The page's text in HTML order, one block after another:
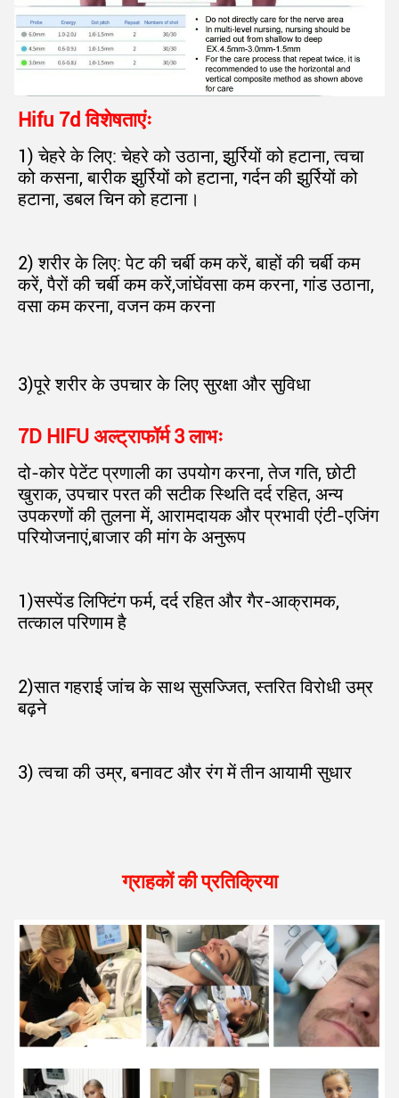
Hifu 7d विशेषताएंः
1) चेहरे के लिए: चेहरे को उठाना, झुर्रियों को हटाना, त्वचा
को कसना, बारीक झुर्रियों को हटाना, गर्दन की झुर्रियों को
हटाना, डबल चिन को हटाना।
2) शरीर के लिए: पेट की चर्बी कम करें, बाहों की चर्बी कम
करें, पैरों की चर्बी कम करें,जांघेंवसा कम करना, गांड उठाना,
वसा कम करना, वजन कम करना
3)पूरे शरीर के उपचार के लिए सुरक्षा और सुविधा
7D HIFU अल्ट्राफॉर्म 3 लाभः
दो-कोर पेटेंट प्रणाली का उपयोग करना, तेज गति, छोटी
खुराक, उपचार परत की सटीक स्थिति दर्द रहित, अन्य
उपकरणों की तुलना में, आरामदायक और प्रभावी एंटी-एजिंग
परियोजनाएं,बाजार की मांग के अनुरूप
1)सस्पेंड लिफ्टिंग फर्म, दर्द रहित और गैर-आक्रामक,
तत्काल परिणाम है
2)सात गहराई जांच के साथ सुसज्जित, स्तरित विरोधी उम्र
बढ़ने
3) त्वचा की उम्र, बनावट और रंग में तीन आयामी सुधार
ग्राहकों की प्रतिक्रिया